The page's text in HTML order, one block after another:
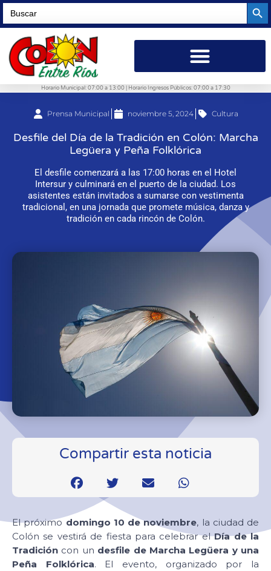
Search
for:
Horario Municipal: 07:00 a 13:00 | Horario Ingresos Públicos: 07:00 a 17:30
Prensa Municipal noviembre 5, 2024 Cultura
Desfile del Día de la Tradición en Colón: Marcha
Legüera y Peña Folklórica
El desfile comenzará a las 17:00 horas en el Hotel
Intersur y culminará en el puerto de la ciudad. Los
asistentes están invitados a sumarse con vestimenta
tradicional, en una jornada que promete música, danza y
tradición en cada rincón de Colón.
Compartir esta noticia
El próximo domingo 10 de noviembre, la ciudad de
Colón se vestirá de fiesta para celebrar elDía de la
Tradición con un desfile de Marcha Legüera y una
Peña Folklórica. El evento, organizado por la